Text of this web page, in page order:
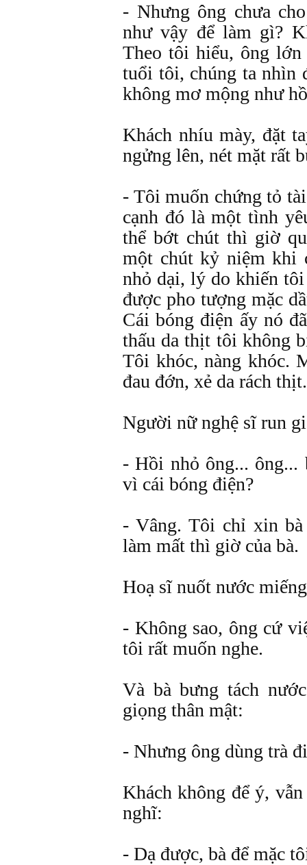
- Nhưng ông chưa
như vậy để làm gì?
Theo tôi hiểu, ông
tuổi tôi, chúng ta nhìn
không mơ mộng như
Khách nhíu mày, đặt
ngửng lên, nét mặt rất
- Tôi muốn chứng tỏ
cạnh đó là một tình
thể bớt chút thì giờ
một chút kỷ niệm khi
nhỏ dại, lý do khiến
được pho tượng mặc
Cái bóng điện ấy nó
thấu da thịt tôi không
Tôi khóc, nàng khóc.
đau đớn, xẻ da rách
Người nữ nghệ sĩ run
- Hồi nhỏ ông... ông...
vì cái bóng điện?
- Vâng. Tôi chỉ xin
làm mất thì giờ của bà.
Hoạ sĩ nuốt nước
- Không sao, ông cứ
tôi rất muốn nghe.
Và bà bưng tách
giọng thân mật:
- Nhưng ông dùng trà
Khách không để ý,
nghĩ:
- Dạ được, bà để mặc